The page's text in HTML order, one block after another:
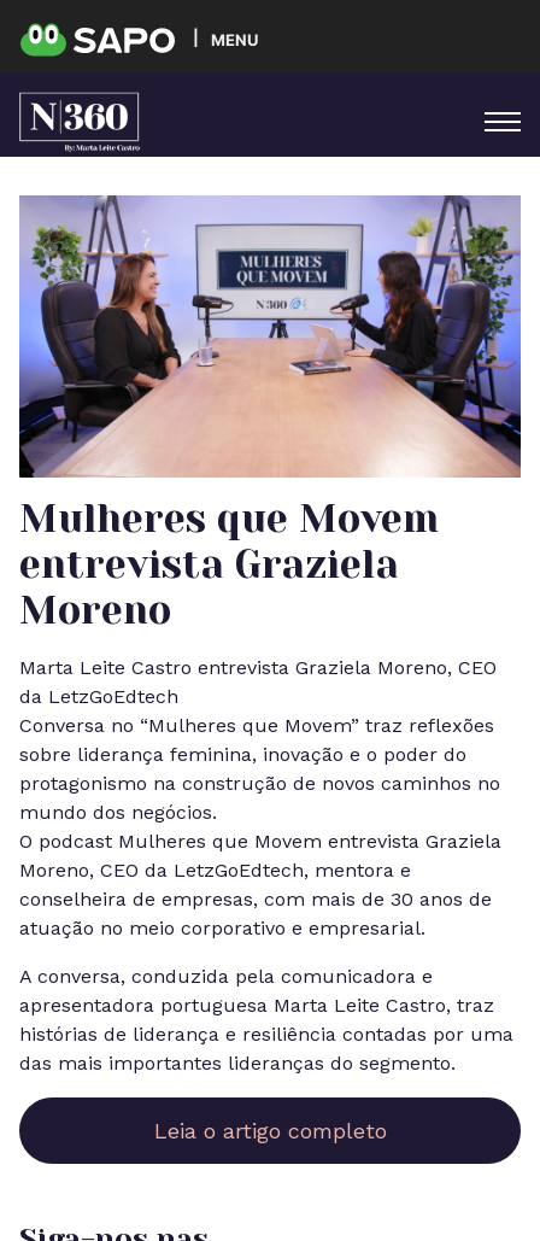
MENU
Mulheres que Movem
entrevista Graziela
Moreno
Marta Leite Castro entrevista Graziela Moreno, CEO
da LetzGoEdtech
Conversa no “Mulheres que Movem” traz reflexões
sobre liderança feminina, inovação e o poder do
protagonismo na construção de novos caminhos no
mundo dos negócios.
O podcast Mulheres que Movem entrevista Graziela
Moreno, CEO da LetzGoEdtech, mentora e
conselheira de empresas, com mais de 30 anos de
atuação no meio corporativo e empresarial.
A conversa, conduzida pela comunicadora e
apresentadora portuguesa Marta Leite Castro, traz
histórias de liderança e resiliência contadas por uma
das mais importantes lideranças do segmento.
Leia o artigo completo